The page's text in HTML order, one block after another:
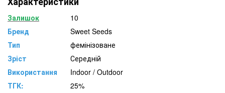
Залишок
10
Бренд
Sweet Seeds
Тип
фемінізоване
Зріст
Середній
Використання
Indoor / Outdoor
ТГК:
25%